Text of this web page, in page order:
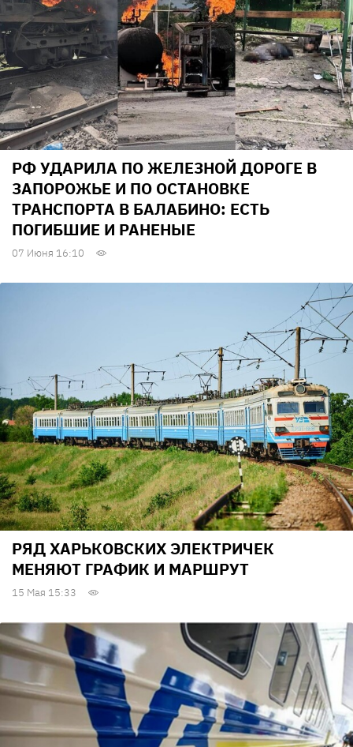
РФ УДАРИЛА ПО ЖЕЛЕЗНОЙ ДОРОГЕ В
ЗАПОРОЖЬЕ И ПО ОСТАНОВКЕ
ТРАНСПОРТА В БАЛАБИНО: ЕСТЬ
ПОГИБШИЕ И РАНЕНЫЕ
07 Июня 16:10
РЯД ХАРЬКОВСКИХ ЭЛЕКТРИЧЕК
МЕНЯЮТ ГРАФИК И МАРШРУТ
15 Мая 15:33